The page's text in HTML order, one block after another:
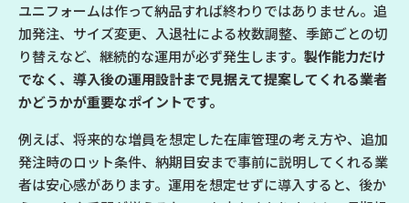
ユニフォームは作って納品すれば終わりではありません。追
加発注、サイズ変更、入退社による枚数調整、季節ごとの切
り替えなど、継続的な運用が必ず発生します。 製作能力だけ
でなく、導入後の運用設計まで見据えて提案してくれる業者
かどうかが重要なポイントです。
例えば、将来的な増員を想定した在庫管理の考え方や、追加
発注時のロット条件、納期目安まで事前に説明してくれる業
者は安心感があります。運用を想定せずに導入すると、後か